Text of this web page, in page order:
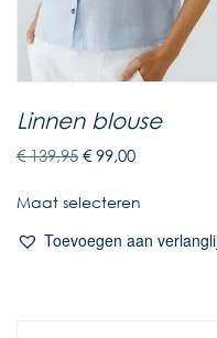
Linnen blouse
€139,95 €99,00
Maat selecteren
Toevoegen aan